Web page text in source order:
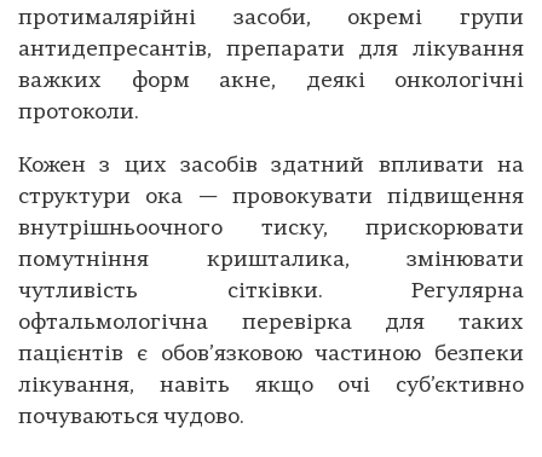
протималярійні засоби, окремі групи
антидепресантів, препарати для лікування
важких форм акне, деякі онкологічні
протоколи.
Кожен з цих засобів здатний впливати на
структури ока — провокувати підвищення
внутрішньоочного тиску, прискорювати
помутніння кришталика, змінювати
чутливість сітківки. Регулярна
офтальмологічна перевірка для таких
пацієнтів є обов’язковою частиною безпеки
лікування, навіть якщо очі суб’єктивно
почуваються чудово.